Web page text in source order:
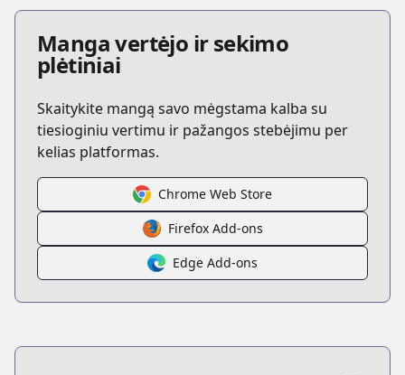
Manga vertėjo ir sekimo
plėtiniai
Skaitykite mangą savo mėgstama kalba su
tiesioginiu vertimu ir pažangos stebėjimu per
kelias platformas.
Chrome Web Store
Firefox Add-ons
Edge Add-ons